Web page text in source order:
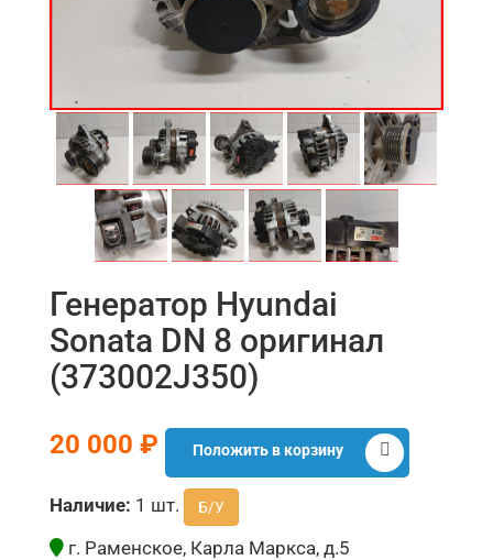
Генератор Hyundai
Sonata DN 8 оригинал
(373002J350)
20 000 ₽ Положить в корзину
Наличие: 1 шт. Б/У
г. Раменское, Карла Маркса, д.5